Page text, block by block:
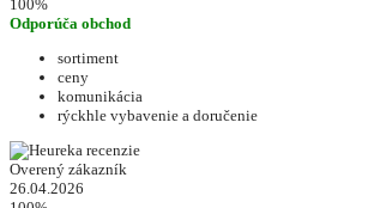
100%
Odporúča obchod
sortiment
ceny
komunikácia
rýckhle vybavenie a doručenie
Overený zákazník
26.04.2026